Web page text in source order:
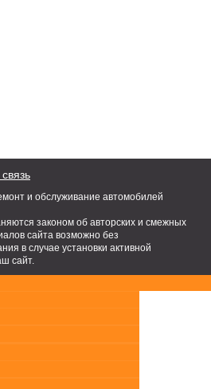
и обслуживание автомобилей
законом об авторских и смежных
сайта возможно без
в случае установки активной
сайт.